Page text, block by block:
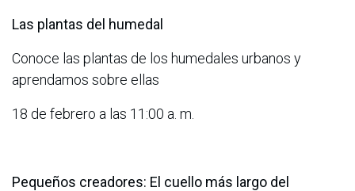
Las plantas del humedal
Conoce las plantas de los humedales urbanos y
aprendamos sobre ellas
18 de febrero a las 11:00 a. m.
Pequeños creadores: El cuello más largo del